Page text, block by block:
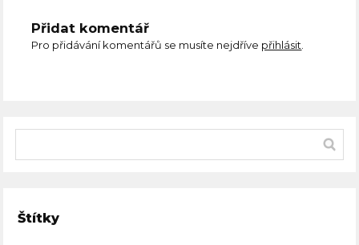
Přidat komentář
Pro přidávání komentářů se musíte nejdříve přihlásit.
Štítky